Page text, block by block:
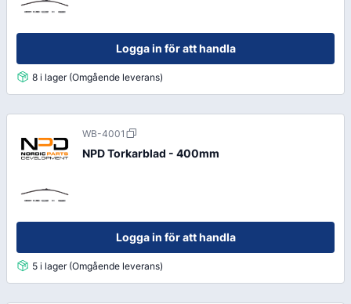
Logga in för att handla
8 i lager (Omgående leverans)
WB-4001
NPD Torkarblad - 400mm
Logga in för att handla
5 i lager (Omgående leverans)